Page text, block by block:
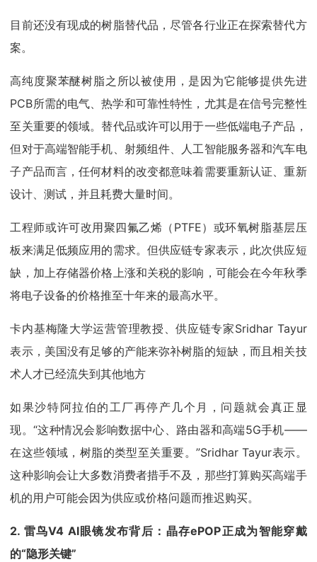
目前还没有现成的树脂替代品，尽管各行业正在探索替代方
案。
高纯度聚苯醚树脂之所以被使用，是因为它能够提供先进
PCB所需的电气、热学和可靠性特性，尤其是在信号完整性
至关重要的领域。替代品或许可以用于一些低端电子产品，
但对于高端智能手机、射频组件、人工智能服务器和汽车电
子产品而言，任何材料的改变都意味着需要重新认证、重新
设计、测试，并且耗费大量时间。
工程师或许可改用聚四氟乙烯（PTFE）或环氧树脂基层压
板来满足低频应用的需求。但供应链专家表示，此次供应短
缺，加上存储器价格上涨和关税的影响，可能会在今年秋季
将电子设备的价格推至十年来的最高水平。
卡内基梅隆大学运营管理教授、供应链专家Sridhar Tayur
表示，美国没有足够的产能来弥补树脂的短缺，而且相关技
术人才已经流失到其他地方
如果沙特阿拉伯的工厂再停产几个月，问题就会真正显
现。“这种情况会影响数据中心、路由器和高端5G手机——
在这些领域，树脂的类型至关重要。”Sridhar Tayur表示。
这种影响会让大多数消费者措手不及，那些打算购买高端手
机的用户可能会因为供应或价格问题而推迟购买。
2. 雷鸟V4 AI眼镜发布背后：晶存ePOP正成为智能穿戴
的“隐形关键”